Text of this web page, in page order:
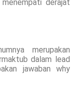
derajat
merupakan
dalam lead
jawaban why